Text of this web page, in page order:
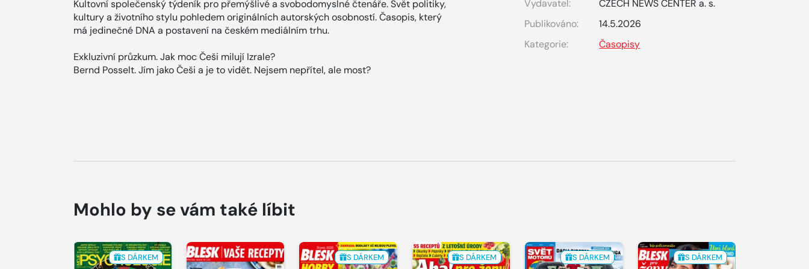
Kultovní společenský týdeník pro přemýšlivé a svobodomyslné čtenáře. Svět politiky,
kultury a životního stylu pohledem originálních autorských osobností. Časopis, který
má jedinečné DNA a postavení na českém mediálním trhu.
Exkluzivní průzkum. Jak moc Češi milují Izrale?
Bernd Posselt. Jím jako Češi a je to vidět. Nejsem nepřítel, ale most?
Vydavatel:
CZECH NEWS CENTER a. s.
Publikováno:
14.5.2026
Kategorie:
Časopisy
Mohlo by se vám také líbit
S DÁRKEM S DÁRKEM S DÁRKEM S DÁRKEM S DÁRKEM